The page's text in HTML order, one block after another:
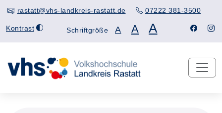
rastatt@vhs-landkreis-rastatt.de 07222 381-3500
Kontrast Schriftgröße A A A